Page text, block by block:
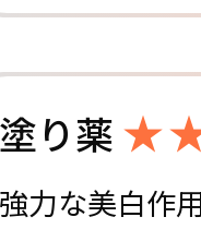
塗り薬
強力な美白作